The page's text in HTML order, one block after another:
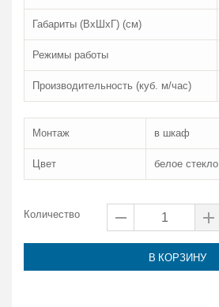
Габариты (ВxШxГ) (см)
Режимы работы
Производительность (куб. м/час)
Монтаж в шкаф
Цвет белое стекло
Количество
В КОРЗИНУ